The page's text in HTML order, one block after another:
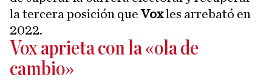
la tercera posición queVoxles arrebató en
2022.
Vox aprieta con la «ola de
cambio»